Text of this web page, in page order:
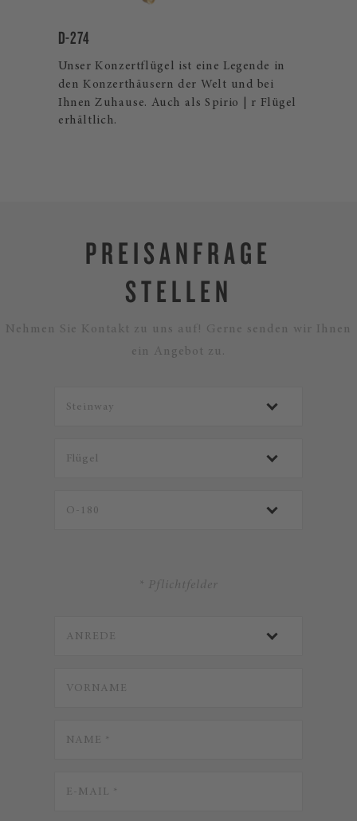
D-274
Unser Konzertflügel ist eine Legende in
den Konzerthäusern der Welt und bei
Ihnen Zuhause. Auch als Spirio | r Flügel
erhältlich.
PREISANFRAGE
STELLEN
Nehmen Sie Kontakt zu uns auf! Gerne senden wir Ihnen
ein Angebot zu.
* Pflichtfelder